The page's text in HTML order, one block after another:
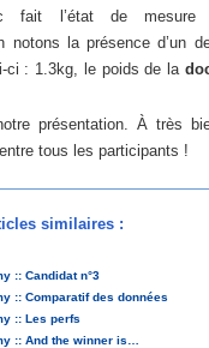
fait l’état de mesure
notons la présence d’un
ci : 1.3kg, le poids de la
présentation. À très
tous les participants !
similaires :
:: Candidat n°3
:: Comparatif des données
:: Les perfs
:: And the winner is…